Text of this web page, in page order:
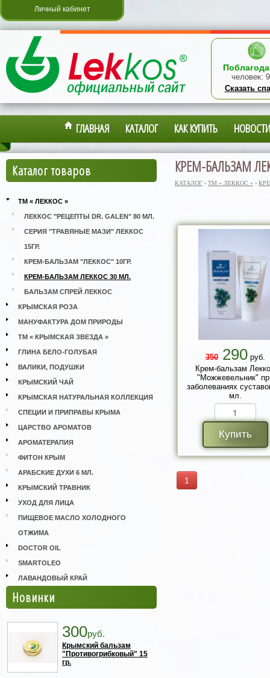
Личный кабинет
человек:
Сказать
ГЛАВНАЯ КАТАЛОГ КАК КУПИТЬ НОВОСТИ
Каталог товаров
ТМ « ЛЕККОС »
ЛЕККОС "РЕЦЕПТЫ DR. GALEN" 80 МЛ.
СЕРИЯ "ТРАВЯНЫЕ МАЗИ" ЛЕККОС
15ГР.
КРЕМ-БАЛЬЗАМ "ЛЕККОС" 10ГР.
КРЕМ-БАЛЬЗАМ ЛЕККОС 30 МЛ.
БАЛЬЗАМ СПРЕЙ ЛЕККОС
КРЫМСКАЯ РОЗА
МАНУФАКТУРА ДОМ ПРИРОДЫ
ТМ « КРЫМСКАЯ ЗВЕЗДА »
ГЛИНА БЕЛО-ГОЛУБАЯ
ВАЛИКИ, ПОДУШКИ
КРЫМСКИЙ ЧАЙ
КРЫМСКАЯ НАТУРАЛЬНАЯ КОЛЛЕКЦИЯ
СПЕЦИИ И ПРИПРАВЫ КРЫМА
ЦАРСТВО АРОМАТОВ
АРОМАТЕРАПИЯ
ФИТОН КРЫМ
АРАБСКИЕ ДУХИ 6 МЛ.
КРЫМСКИЙ ТРАВНИК
УХОД ДЛЯ ЛИЦА
ПИЩЕВОЕ МАСЛО ХОЛОДНОГО
ОТЖИМА
DOCTOR OIL
SMARTOLEO
ЛАВАНДОВЫЙ КРАЙ
Новинки
300руб.
Крымский бальзам
"Противогрибковый" 15
гр.
КРЕМ-БАЛЬЗАМ
КАТАЛОГ › ТМ « ЛЕККОС » ›
350290руб.
Крем-бальзам
"Можжевельник"
заболеваниях
мл.
Купить
1